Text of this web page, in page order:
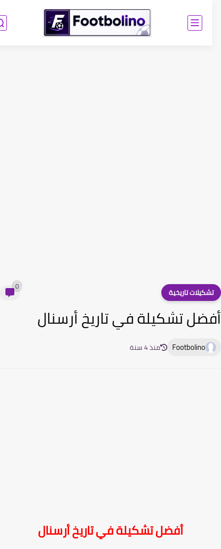
تاريخية
تشكيلة في تاريخ أرسنال
Footbolino منذ 4 سنة
أفضل تشكيلة في تاريخ أرسنال